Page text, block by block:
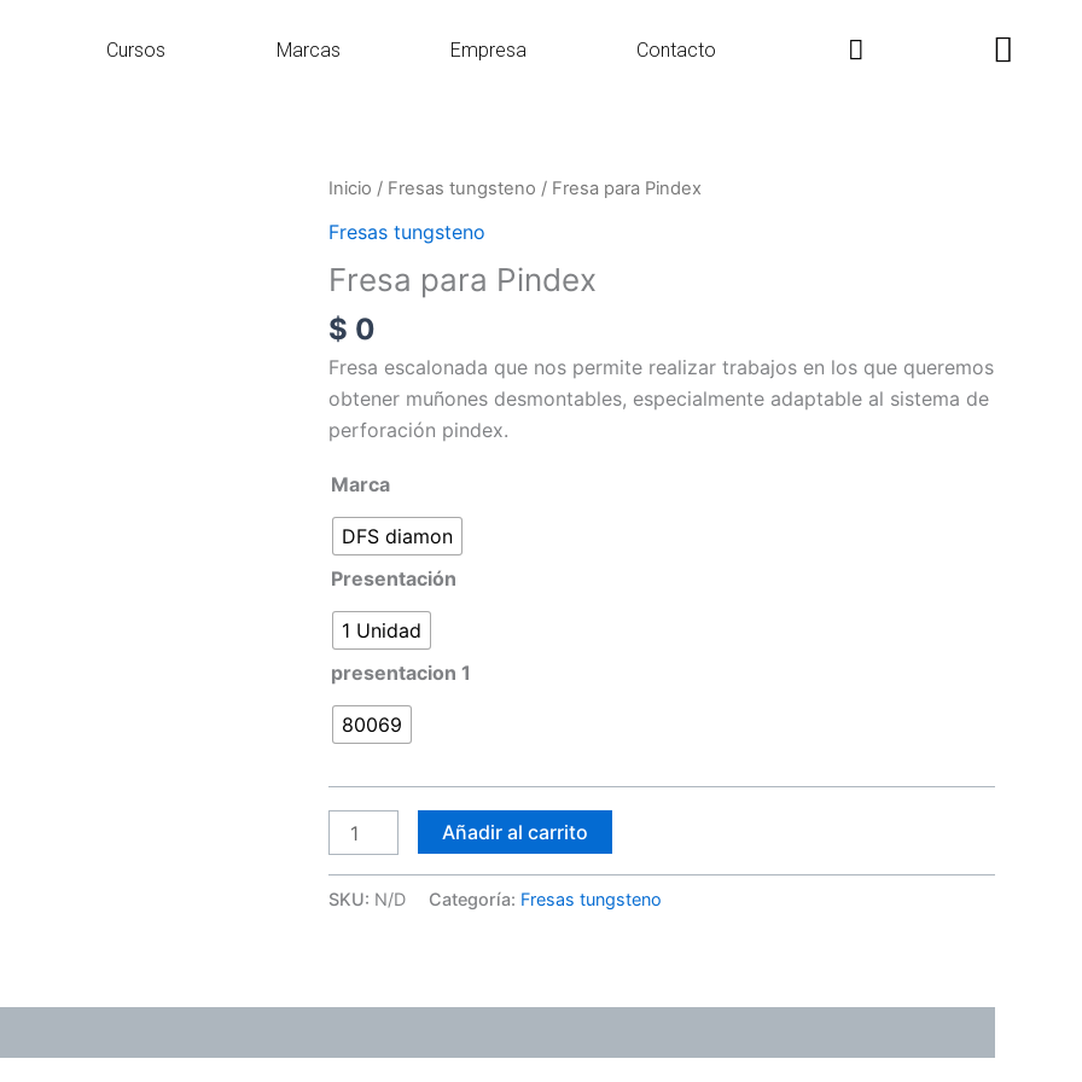
Cursos Marcas Empresa Contacto Search
Inicio / Fresas tungsteno / Fresa para Pindex
Fresas tungsteno
Fresa para Pindex
$ 0
Fresa escalonada que nos permite realizar trabajos en los que queremos
obtener muñones desmontables, especialmente adaptable al sistema de
perforación pindex.
Marca
DFS diamon
Presentación
1 Unidad
presentacion 1
80069
Fresa
para
cantidad
Añadir al carrito
SKU: N/D Categoría: Fresas tungsteno